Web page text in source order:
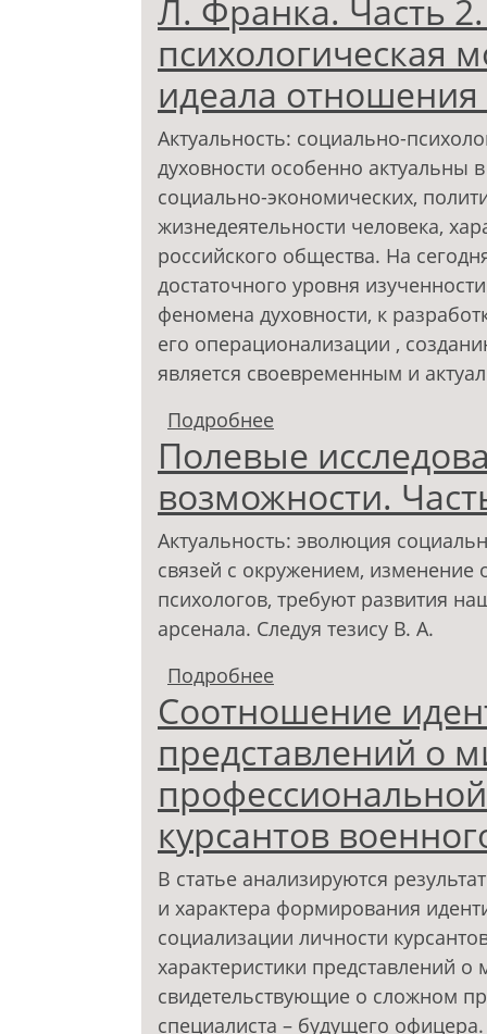
Л. Франка. Часть
психологическая
идеала отношения
Актуальность: социально-
духовности особенно
социально-экономических,
жизнедеятельности человека,
российского общества. На
достаточного уровня
феномена духовности, к
его операционализации ,
является своевременным и
Подробнее
структуре
психологическая
другому человеку
Полевые
возможности.
Актуальность: эволюция
связей с окружением, изменение
психологов, требуют развития
арсенала. Следуя тезису В. А.
Подробнее
Соотношение
представлений о
курсантов
В статье анализируются
и характера формирования
социализации личности
характеристики представлений
свидетельствующие о сложном
специалиста – будущего офицера.